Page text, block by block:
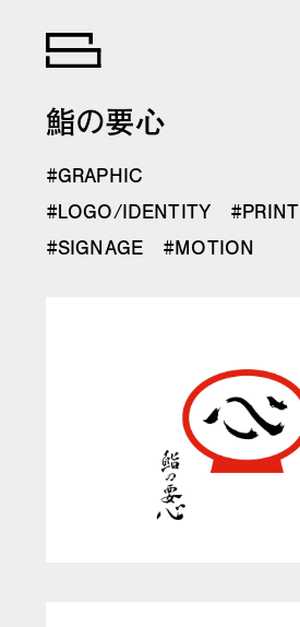
鮨の要心
GRAPHIC
LOGO/IDENTITY
PRINT
SIGNAGE
MOTION